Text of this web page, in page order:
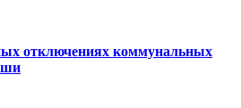
отключениях коммунальных